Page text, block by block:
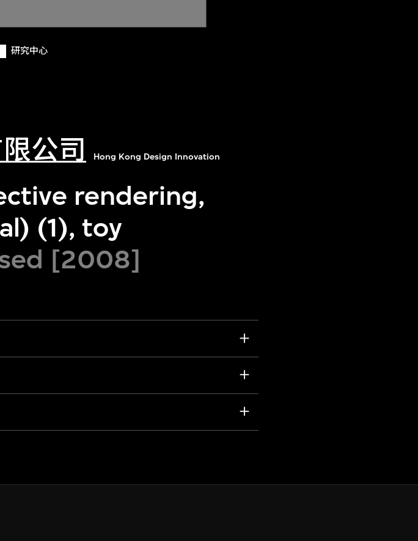
研究中心
公司
Hong Kong Design Innovation
rendering,
(1), toy
[2008]